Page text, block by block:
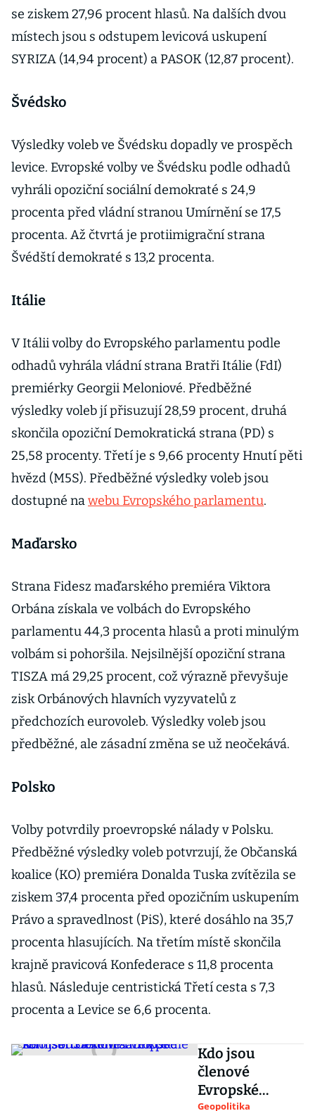
se ziskem 27,96 procent hlasů. Na dalších dvou
místech jsou s odstupem levicová uskupení
SYRIZA (14,94 procent) a PASOK (12,87 procent).
Švédsko
Výsledky voleb ve Švédsku dopadly ve prospěch
levice. Evropské volby ve Švédsku podle odhadů
vyhráli opoziční sociální demokraté s 24,9
procenta před vládní stranou Umírnění se 17,5
procenta. Až čtvrtá je protiimigrační strana
Švédští demokraté s 13,2 procenta.
Itálie
V Itálii volby do Evropského parlamentu podle
odhadů vyhrála vládní strana Bratři Itálie (FdI)
premiérky Georgii Meloniové. Předběžné
výsledky voleb jí přisuzují 28,59 procent, druhá
skončila opoziční Demokratická strana (PD) s
25,58 procenty. Třetí je s 9,66 procenty Hnutí pěti
hvězd (M5S). Předběžné výsledky voleb jsou
dostupné nawebu Evropského parlamentu.
Maďarsko
Strana Fidesz maďarského premiéra Viktora
Orbána získala ve volbách do Evropského
parlamentu 44,3 procenta hlasů a proti minulým
volbám si pohoršila. Nejsilnější opoziční strana
TISZA má 29,25 procent, což výrazně převyšuje
zisk Orbánových hlavních vyzyvatelů z
předchozích eurovoleb. Výsledky voleb jsou
předběžné, ale zásadní změna se už neočekává.
Polsko
Volby potvrdily proevropské nálady v Polsku.
Předběžné výsledky voleb potvrzují, že Občanská
koalice (KO) premiéra Donalda Tuska zvítězila se
ziskem 37,4 procenta před opozičním uskupením
Právo a spravedlnost (PiS), které dosáhlo na 35,7
procenta hlasujících. Na třetím místě skončila
krajně pravicová Konfederace s 11,8 procenta
hlasů. Následuje centristická Třetí cesta s 7,3
procenta a Levice se 6,6 procenta.
Kdo jsou
členové
Evropské
Geopolitika